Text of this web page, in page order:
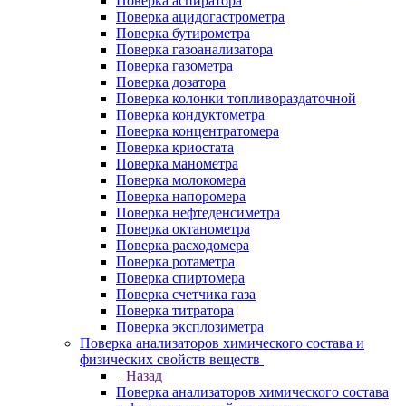
Поверка ацидогастрометра
Поверка бутирометра
Поверка газоанализатора
Поверка газометра
Поверка дозатора
Поверка колонки топливораздаточной
Поверка кондуктометра
Поверка концентратомера
Поверка криостата
Поверка манометра
Поверка молокомера
Поверка напоромера
Поверка нефтеденсиметра
Поверка октанометра
Поверка расходомера
Поверка ротаметра
Поверка спиртомера
Поверка счетчика газа
Поверка титратора
Поверка эксплозиметра
Поверка анализаторов химического состава и
физических свойств веществ
Назад
Поверка анализаторов химического состава